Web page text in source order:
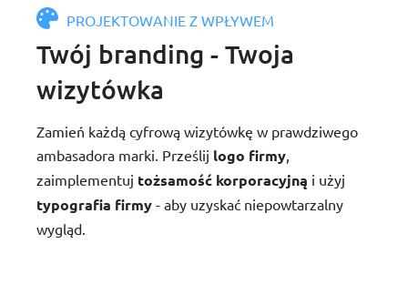
PROJEKTOWANIE Z WPŁYWEM
Twój branding - Twoja
wizytówka
Zamień każdą cyfrową wizytówkę w prawdziwego
ambasadora marki. Prześlij logo firmy,
zaimplementuj tożsamość korporacyjną i użyj
typografia firmy - aby uzyskać niepowtarzalny
wygląd.